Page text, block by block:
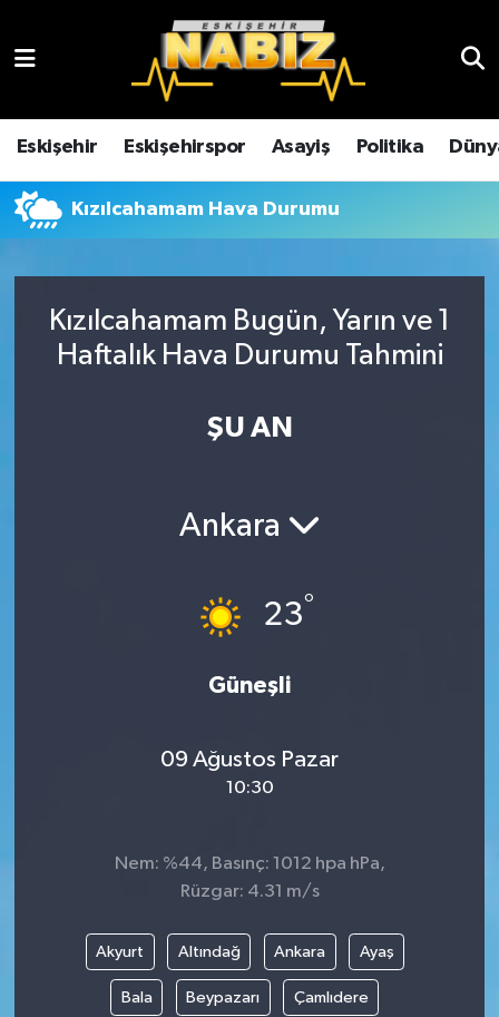
Eskişehir Eskişehirspor Asayiş Politika
Kızılcahamam Hava Durumu
Kızılcahamam Bugün, Yarın ve 1
Haftalık Hava Durumu Tahmini
ŞU AN
Ankara
23°
Güneşli
09 Ağustos Pazar
10:30
Nem: %44, Basınç: 1012 hpa hPa,
Rüzgar: 4.31 m/s
Akyurt Altındağ Ankara Ayaş
Bala Beypazarı Çamlıdere
Çevre
Dünya
Ekonomi
Eskişehir
Yaşam
Yurttan
Eskişehir Hava Durumu
Eskişehir Trafik Yoğunluk Haritası
TFF 3.Lig 4.Grup Puan Durumu ve Fikstür
Son Dakika Haberleri
Haber Arşivi